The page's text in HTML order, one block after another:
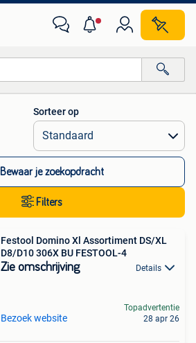
Alle afstanden…
Sorteer op
Bewaar je zoekopdracht
Filters
Festool Domino Xl Assortiment DS/XL
D8/D10 306X BU FESTOOL-4
Zie omschrijving Details
Bezoek website
Topadvertentie
28 apr 26